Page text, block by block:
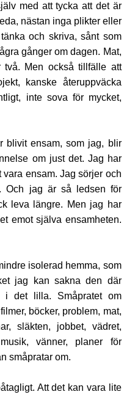
med att tycka att det är
nästan inga plikter eller
och skriva, sånt som
gånger om dagen. Mat,
Men också tillfälle att
kanske återuppväcka
inte sova för mycket,
blivit ensam, som jag, blir
om just det. Jag har
ensam. Jag sörjer och
Och jag är så ledsen för
leva längre. Men jag har
emot själva ensamheten.
isolerad hemma, som
jag kan sakna den där
i det lilla. Småpratet om
böcker, problem, mat,
släkten, jobbet, vädret,
vänner, planer för
småpratar om.
Att det kan vara lite